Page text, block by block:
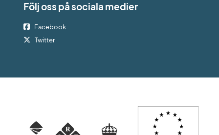
Följ oss på sociala medier
Facebook
Twitter